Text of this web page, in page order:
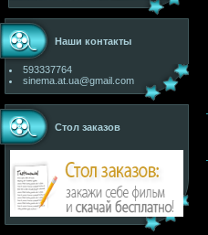
Наши контакты
593337764
sinema.at.ua@gmail.com
Стол заказов